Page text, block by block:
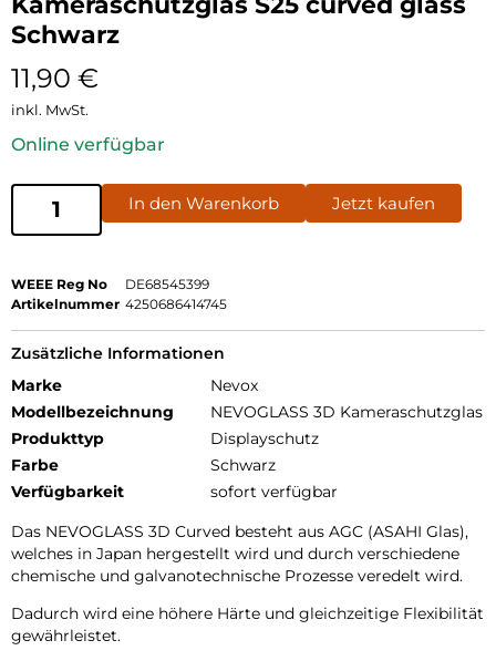
Schwarz
11,90 €
inkl. MwSt.
Online verfügbar
In den Warenkorb Jetzt kaufen
WEEE Reg No
DE68545399
Artikelnummer 4250686414745
Zusätzliche Informationen
Marke
Nevox
Modellbezeichnung
NEVOGLASS 3D Kameraschutzglas
Produkttyp
Displayschutz
Farbe
Schwarz
Verfügbarkeit
sofort verfügbar
Das NEVOGLASS 3D Curved besteht aus AGC (ASAHI Glas),
welches in Japan hergestellt wird und durch verschiedene
chemische und galvanotechnische Prozesse veredelt wird.
Dadurch wird eine höhere Härte und gleichzeitige Flexibilität
gewährleistet.